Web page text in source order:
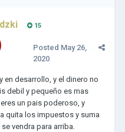
15
Posted May 26,
2020
en desarrollo, y el dinero no
debil y pequeño es mas
un pais poderoso, y
quita los impuestos y suma
vendra para arriba.